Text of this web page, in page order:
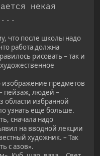
некая
что после школы надо
работа должна
рисовать – так и
изображение предметов
пейзаж, людей –
области избранной
узнать еще больше.
сначала надо
на вводной лекции
художник. – Так
с азов».